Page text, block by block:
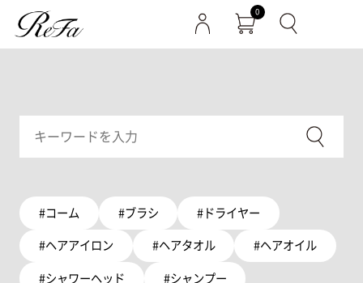
0
#コーム #ブラシ #ドライヤー
#ヘアアイロン #ヘアタオル #ヘアオイル
#シャワーヘッド #シャンプー